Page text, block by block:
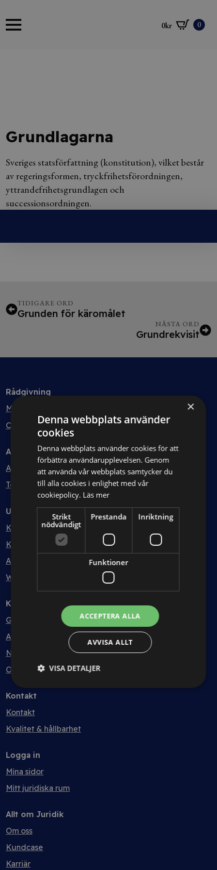
0kr 0
Grundlagarna
Sveriges statsförfattning (konstitution), vilket består
av regeringsformen, tryckfrihetsförordningen,
yttrandefrihetsgrundlagen och
successionsordningen.
TIDIGARE ORD
Grunden för käromålet
NÄSTA ORD
Grundrekvisit
Rådgivning
Min bolagsjurist
Ombud
Avtal
Avtalshantering
Testa kostnadsfritt
Utbildning
Kurser
Kurspaket
Abonnemang
Webbinarium
Kunskapsbank
Guider
Avtalsmallar
Nyheter
Ordlista
Kontakt
Kontakt
Kvalitet & hållbarhet
Logga in
Mina sidor
Mitt juridiska rum
Allt om Juridik
Om oss
Kundcase
Karriär
×
Denna webbplats använder
cookies
Denna webbplats använder cookies för att
förbättra användarupplevelsen. Genom
att använda vår webbplats samtycker du
till alla cookies i enlighet med vår
cookiepolicy. Läs mer
Strikt
nödvändigt
Prestanda Inriktning
Funktioner
ACCEPTERA ALLA
AVVISA ALLT
VISA DETALJER